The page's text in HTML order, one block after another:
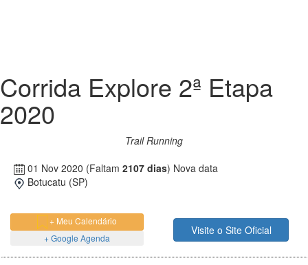
Corrida Explore 2ª Etapa
2020
Trail Running
01 Nov 2020 (Faltam 2107 dias) Nova data
Botucatu (SP)
+ Meu Calendário
+ Google Agenda
Visite o Site Oficial